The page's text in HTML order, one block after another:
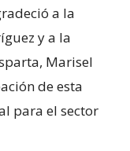
a la
y a la
Marisel
de esta
para el sector